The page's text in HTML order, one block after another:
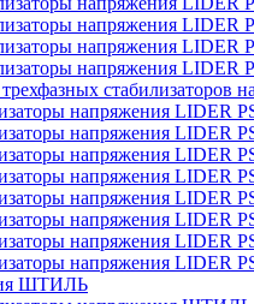
напряжения LIDER
напряжения LIDER
напряжения LIDER
стабилизаторов
напряжения LIDER
напряжения LIDER
напряжения LIDER
напряжения LIDER
напряжения LIDER
напряжения LIDER
напряжения LIDER
напряжения LIDER
ШТИЛЬ